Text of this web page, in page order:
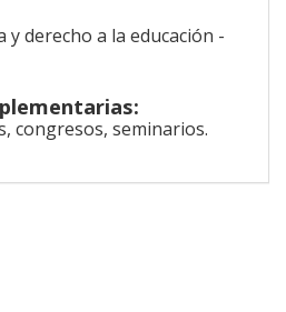
y derecho a la educación -
congresos, seminarios.